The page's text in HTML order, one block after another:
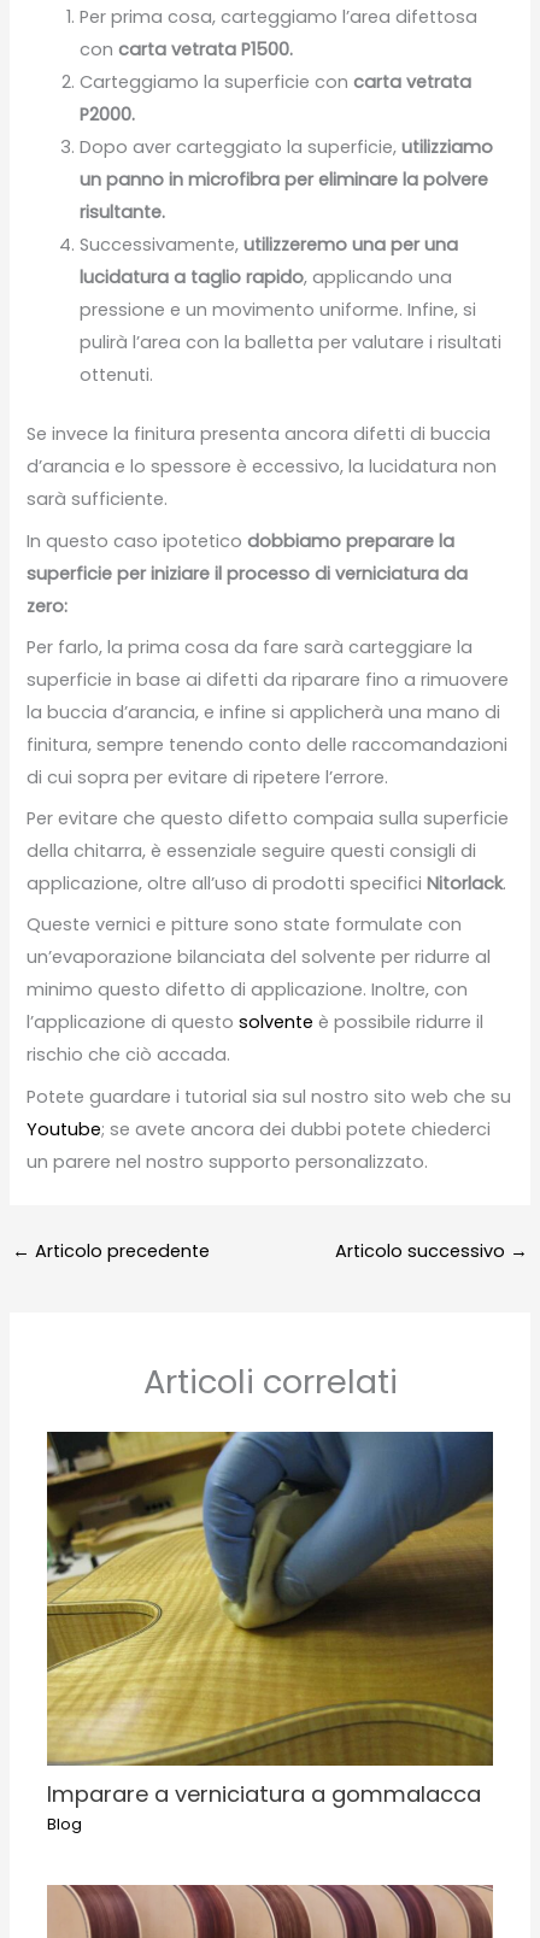
Per prima cosa, carteggiamo l’area difettosa
concarta vetrata P1500.
Carteggiamo la superficie concarta vetrata
P2000.
Dopo aver carteggiato la superficie,utilizziamo
un panno in microfibra per eliminare la polvere
risultante.
Successivamente, utilizzeremo una per una
lucidatura a taglio rapido, applicando una
pressione e un movimento uniforme. Infine, si
pulirà l’area con la balletta per valutare i risultati
ottenuti.
Se invece la finitura presenta ancora difetti di buccia
d’arancia e lo spessore è eccessivo, la lucidatura non
sarà sufficiente.
In questo caso ipoteticodobbiamo preparare la
superficie per iniziare il processo di verniciatura da
zero:
Per farlo, la prima cosa da fare sarà carteggiare la
superficie in base ai difetti da riparare fino a rimuovere
la buccia d’arancia, e infine si applicherà una mano di
finitura, sempre tenendo conto delle raccomandazioni
di cui sopra per evitare di ripetere l’errore.
Per evitare che questo difetto compaia sulla superficie
della chitarra, è essenziale seguire questi consigli di
applicazione, oltre all’uso di prodotti specificiNitorlack.
Queste vernici e pitture sono state formulate con
un’evaporazione bilanciata del solvente per ridurre al
minimo questo difetto di applicazione. Inoltre, con
l’applicazione di questosolvente è possibile ridurre il
rischio che ciò accada.
Potete guardare i tutorial sia sul nostro sito web che su
Youtube; se avete ancora dei dubbi potete chiederci
un parere nel nostro supporto personalizzato.
← Articolo precedente Articolo successivo →
Articoli correlati
Imparare a verniciatura a gommalacca
Blog